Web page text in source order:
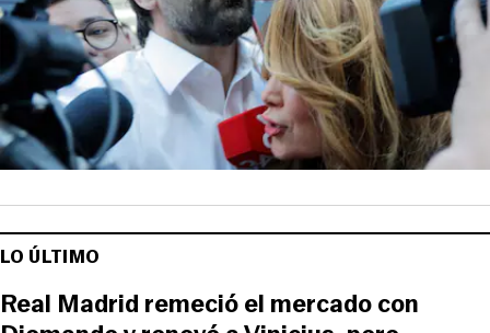
LO ÚLTIMO
Real Madrid remeció el mercado con